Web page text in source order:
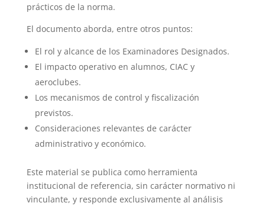
prácticos de la norma.
El documento aborda, entre otros puntos:
El rol y alcance de los Examinadores Designados.
El impacto operativo en alumnos, CIAC y
aeroclubes.
Los mecanismos de control y fiscalización
previstos.
Consideraciones relevantes de carácter
administrativo y económico.
Este material se publica como herramienta
institucional de referencia, sin carácter normativo ni
vinculante, y responde exclusivamente al análisis